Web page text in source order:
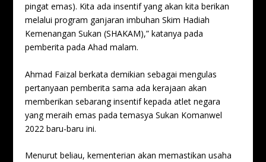
pingat emas). Kita ada insentif yang akan kita berikan
melalui program ganjaran imbuhan Skim Hadiah
Kemenangan Sukan (SHAKAM),” katanya pada
pemberita pada Ahad malam.
Ahmad Faizal berkata demikian sebagai mengulas
pertanyaan pemberita sama ada kerajaan akan
memberikan sebarang insentif kepada atlet negara
yang meraih emas pada temasya Sukan Komanwel
2022 baru-baru ini.
Menurut beliau, kementerian akan memastikan usaha